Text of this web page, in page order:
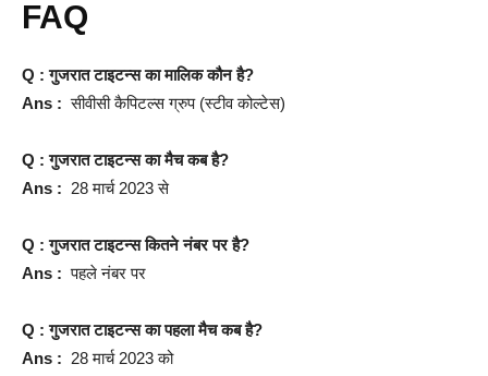
FAQ
Q : गुजरात टाइटन्स का मालिक कौन है?
Ans : सीवीसी कैपिटल्स ग्रुप (स्टीव कोल्टेस)
Q : गुजरात टाइटन्स का मैच कब है?
Ans : 28 मार्च 2023 से
Q : गुजरात टाइटन्स कितने नंबर पर है?
Ans : पहले नंबर पर
Q : गुजरात टाइटन्स का पहला मैच कब है?
Ans : 28 मार्च 2023 को